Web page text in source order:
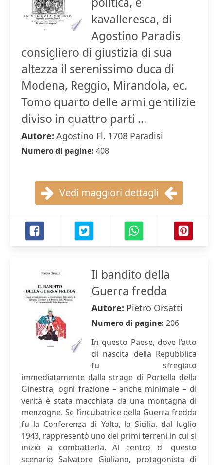
kavalleresca, di
Agostino Paradisi
consigliero di giustizia di sua
altezza il serenissimo duca di
Modena, Reggio, Mirandola, ec.
Tomo quarto delle armi gentilizie
diviso in quattro parti ...
Autore: Agostino Fl. 1708 Paradisi
Numero di pagine: 408
Vedi maggiori dettagli
Il bandito della
Guerra fredda
Autore: Pietro Orsatti
Numero di pagine: 206
In questo Paese, dove l’atto
di nascita della Repubblica
fu sfregiato
immediatamente dalla strage di Portella della
Ginestra, ogni frazione – anche minimale – di
verità è stata macchiata da una montagna di
menzogne. Se l’incubatrice della Guerra fredda
fu la Conferenza di Yalta, la Sicilia, dal luglio
1943, rappresentò uno dei primi terreni in cui si
iniziò a combatterla. Al centro di questo
scenario Salvatore Giuliano, protagonista di